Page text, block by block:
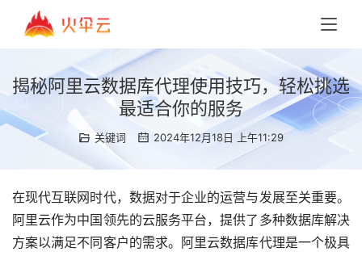
揭秘阿里云数据库代理使用技巧，轻松挑选
最适合你的服务
关键词 2024年12月18日 上午11:29
在现代互联网时代，数据对于企业的运营与发展至关重要。
阿里云作为中国领先的云服务平台，提供了多种数据库解决
方案以满足不同客户的需求。阿里云数据库代理是一个极具